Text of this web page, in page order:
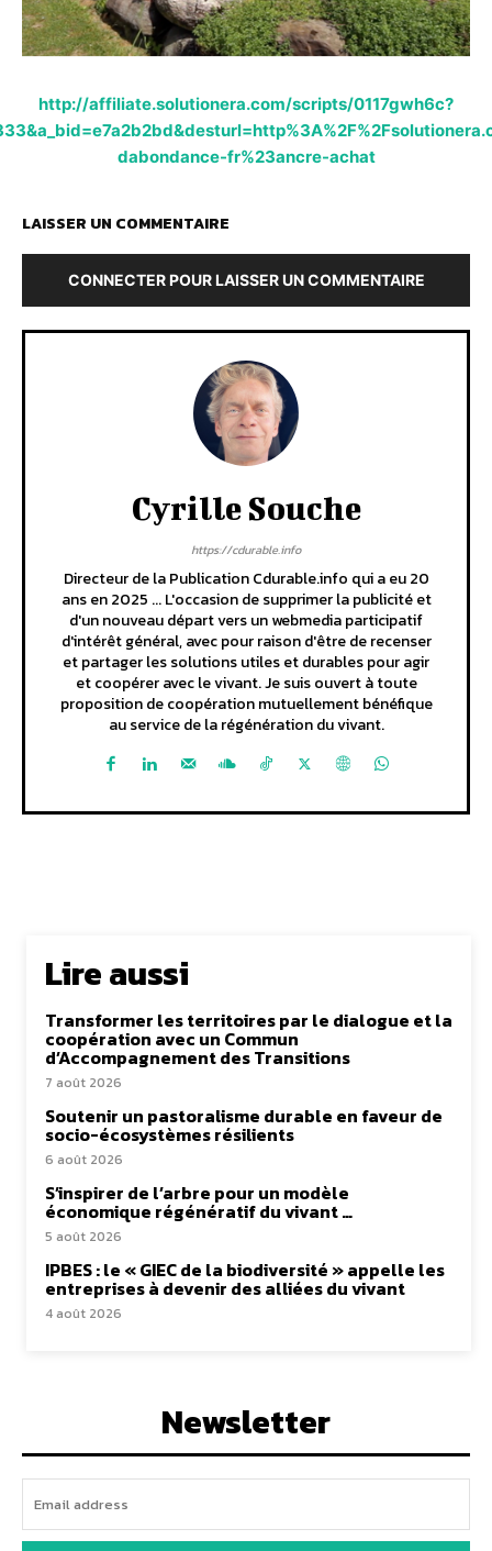
LAISSER UN COMMENTAIRE
CONNECTER POUR LAISSER UN COMMENTAIRE
Cyrille Souche
https://cdurable.info
Directeur de la Publication Cdurable.info qui a eu 20
ans en 2025 ... L'occasion de supprimer la publicité et
d'un nouveau départ vers un webmedia participatif
d'intérêt général, avec pour raison d'être de recenser
et partager les solutions utiles et durables pour agir
et coopérer avec le vivant. Je suis ouvert à toute
au service de la régénération du vivant.
Lire aussi
Transformer les territoires par le dialogue et la
coopération avec un Commun
d’Accompagnement des Transitions
7 août 2026
Soutenir un pastoralisme durable en faveur de
socio-écosystèmes résilients
6 août 2026
S’inspirer de l’arbre pour un modèle
économique régénératif du vivant …
5 août 2026